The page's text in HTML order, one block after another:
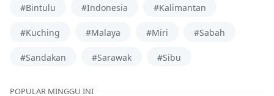
#Bintulu #Indonesia #Kalimantan
#Kuching #Malaya #Miri #Sabah
#Sandakan #Sarawak #Sibu
POPULAR MINGGU INI